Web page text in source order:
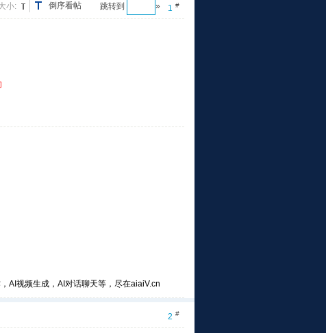
1 #
跳转到 »
倒序看帖
小:
AI视频生成，AI对话聊天等，尽在aiaiV.cn
2 #